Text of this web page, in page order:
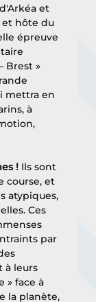
et
et hôte du
épreuve
Brest »
mettra en
à
! Ils sont
course, et
atypiques,
Ces
par
à leurs
» face à
la planète,